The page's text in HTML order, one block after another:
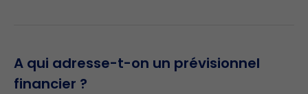
A qui adresse-t-on un prévisionnel
financier ?